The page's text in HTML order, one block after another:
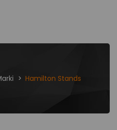
Hamilton Stands